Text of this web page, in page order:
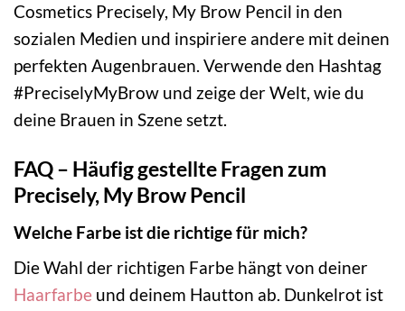
Cosmetics Precisely, My Brow Pencil in den
sozialen Medien und inspiriere andere mit deinen
perfekten Augenbrauen. Verwende den Hashtag
#PreciselyMyBrow und zeige der Welt, wie du
deine Brauen in Szene setzt.
FAQ – Häufig gestellte Fragen zum
Precisely, My Brow Pencil
Welche Farbe ist die richtige für mich?
Die Wahl der richtigen Farbe hängt von deiner
Haarfarbe und deinem Hautton ab. Dunkelrot ist